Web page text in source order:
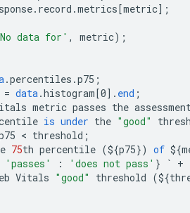
. record .metrics[metric] ;
data for' , metric);
.percentiles .p75 ;
= data.histogram[0] . end ;
metric passes the
is under the "good"
< threshold ;
75th percentile (${p75}) of ${
'passes' : 'does not pass' } ` +
Vitals "good" threshold (${